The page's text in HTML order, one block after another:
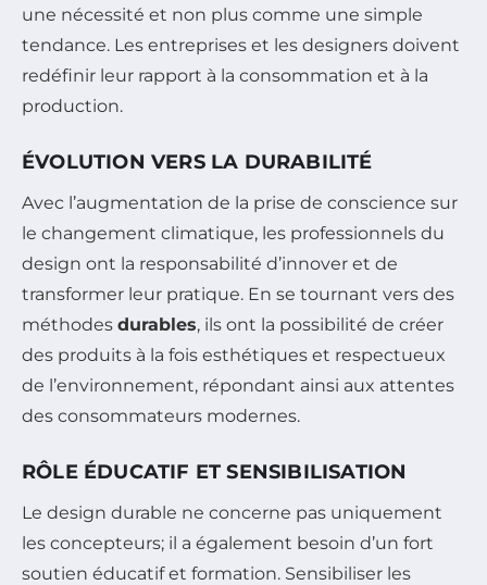
une nécessité et non plus comme une simple
tendance. Les entreprises et les designers doivent
redéfinir leur rapport à la consommation et à la
production.
ÉVOLUTION VERS LA DURABILITÉ
Avec l’augmentation de la prise de conscience sur
le changement climatique, les professionnels du
design ont la responsabilité d’innover et de
transformer leur pratique. En se tournant vers des
méthodes durables, ils ont la possibilité de créer
des produits à la fois esthétiques et respectueux
de l’environnement, répondant ainsi aux attentes
des consommateurs modernes.
RÔLE ÉDUCATIF ET SENSIBILISATION
Le design durable ne concerne pas uniquement
les concepteurs; il a également besoin d’un fort
soutien éducatif et formation. Sensibiliser les